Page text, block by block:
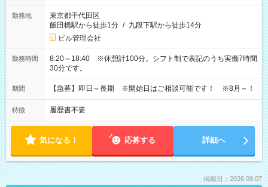
勤務地
東京都千代田区
飯田橋駅から徒歩1分 / 九段下駅から徒歩14分
ビル管理会社
勤務時間
8:20～18:40 ※休憩計100分。シフト制で表記のうち実働7時間
30分です。
期間 【急募】即日～長期 ※開始日はご相談可能です！ ※8月～！
特徴 履歴書不要
気になる！ 応募する 詳細へ
掲載日：2026.08.07